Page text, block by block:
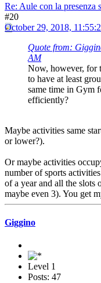
Re: Aule con la presenza
#20
October 29, 2018,
Quote from:
AM
Now, however, for
to have at least
same time in Gym
efficiently?
Maybe activities same
or lower?).
Or maybe activities
number of sports
of a year and all the slots
maybe even 3). You get
Giggino
Level 1
Posts: 47